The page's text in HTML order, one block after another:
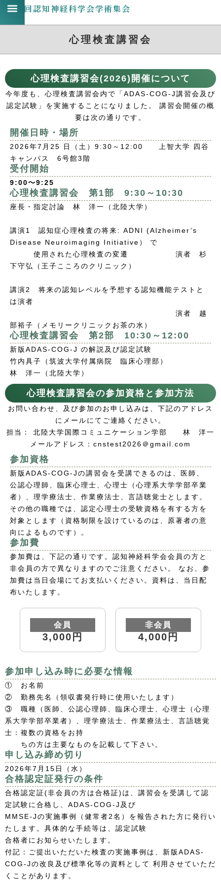
第31回認知神経科学会学術集会
心理検査講習会
心理検査講習会(2026)開催について
今年度も、心理検査講習会内で「ADAS-COG-J講習会及び
認定試験」を実施することになりました。 講習会開催の概
要は次の通りです。
開催日時・場所
2026年7月25 日（土）9:30～12:00 上智大学 四谷
キャンパス 6号館3階
受付開始
9:00～9:25
心理検査講習会 第1部 9:30～10:30
座長・指定討論 林 洋一（北陸大学）
講演1 認知症心理検査の将来: ADNI (Alzheimer’s
Disease Neuroimaging Initiative） で
使用された心理検査の変遷 演者 杉
下守弘（王子こころのクリニック）
講演2 将来の認知レベルを予想する認知機能テストと
は演者
演者 越
部裕子（メモリークリニックお茶の水）
心理検査講習会 第2部 10:30～12:00
新版ADAS-COG-J の解説及び認定試験
竹内具子（筑波大学付属病院 臨床心理部）
林 洋一（北陸大学）
心理検査講習会の参加資格と参加方法
お問い合わせ、及び参加のお申し込みは、下記のアドレス
にメールにてご連絡ください。
担当： 北陸大学国際コミュニケーション学部 林 洋一
メールアドレス：cnstest2026＠gmail.com
参加資格
新版ADAS-COG-Jの講習会を受講できるのは、医師、
公認心理師、臨床心理士、心理士（心理系大学学部卒業
者）、理学療法士、作業療法士、言語聴覚士とします。
その他の職種では、認定心理士の受験資格を有する方を
対象とします（資格制限を設けているのは、原著者の意
向によるものです）。
参加費
参加費は、下記の通りです。認知神経科学会会員の方と
非会員の方で異なりますのでご注意ください。 なお、参
加費は当日会場にてお支払いください。資料は、当日配
布いたします。
会員
3,000円
非会員
4,000円
参加申し込み時に必要な情報
① お名前
② 勤務先名（領収書発行時に使用いたします）
③ 職種（医師、公認心理師、臨床心理士、心理士（心理
系大学学部卒業者）、理学療法士、作業療法士、言語聴覚
士：複数の資格をお持
ちの方は主要なものを記載して下さい。
申し込み締め切り
2026年7月15日（水）
合格認定証発行の条件
合格認定証(非会員の方は合格証)は、講習会を受講して認
定試験に合格し、ADAS-COG-J及び
MMSE-Jの実施事例（健常者2名）を報告された方に発行い
たします。具体的な手続等は、認定試験
合格者にお知らせいたします。
付記：ご提出いただいた検査の実施事例は、新版ADAS-
COG-Jの改良及び標準化等の資料として 利用させていただ
くことがあります。